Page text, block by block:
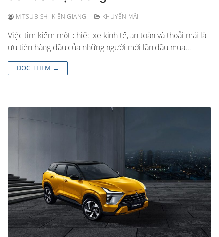
MITSUBISHI KIÊN GIANG KHUYẾN MÃI
Việc tìm kiếm một chiếc xe kinh tế, an toàn và thoải mái là
ưu tiên hàng đầu của những người mới lần đầu mua…
ĐỌC THÊM ←